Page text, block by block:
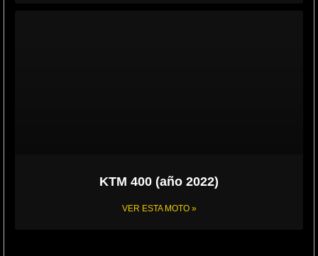
KTM 400 (año 2022)
VER ESTA MOTO »